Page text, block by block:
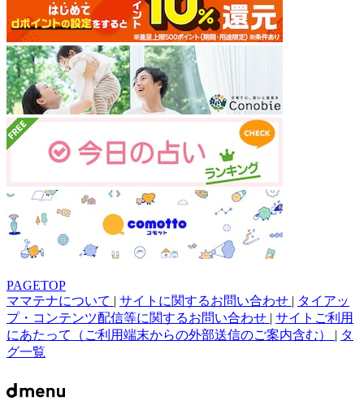
PAGETOP
ママテナについて | サイトに関するお問い合わせ | タイアッ
プ・コンテンツ配信等に関するお問い合わせ | サイトご利用
にあたって（ご利用端末からの外部送信のご案内含む） | タ
グ一覧